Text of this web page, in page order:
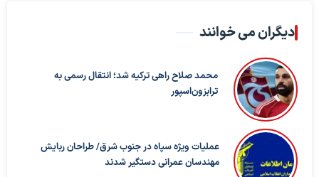
دیگران می خوانند
محمد صلاح راهی ترکیه شد؛ انتقال رسمی به
ترابزون‌اسپور
عملیات ویژه سپاه در جنوب شرق/ طراحان ربایش
مهندسان عمرانی دستگیر شدند